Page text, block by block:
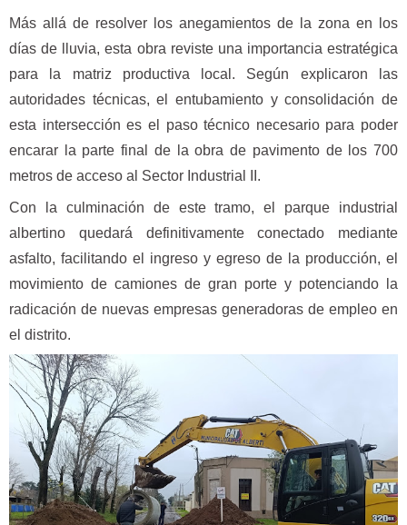
Más allá de resolver los anegamientos de la zona en los
días de lluvia, esta obra reviste una importancia estratégica
para la matriz productiva local. Según explicaron las
autoridades técnicas, el entubamiento y consolidación de
esta intersección es el paso técnico necesario para poder
encarar la parte final de la obra de pavimento de los 700
metros de acceso al Sector Industrial II.
Con la culminación de este tramo, el parque industrial
albertino quedará definitivamente conectado mediante
asfalto, facilitando el ingreso y egreso de la producción, el
movimiento de camiones de gran porte y potenciando la
radicación de nuevas empresas generadoras de empleo en
el distrito.